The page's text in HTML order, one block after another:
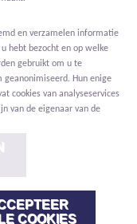
en verzamelen informatie
hebt bezocht en op welke
gebruikt om u te
geanonimiseerd. Hun enige
cookies van analyseservices
van de eigenaar van de
COOKIES